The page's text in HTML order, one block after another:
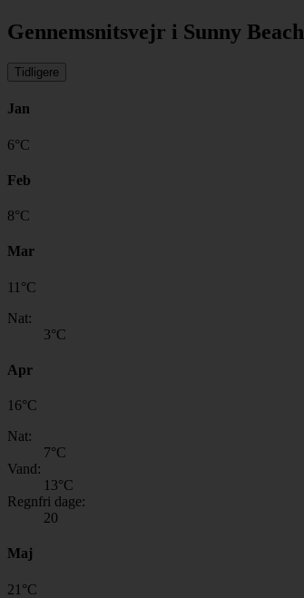
Gennemsnitsvejr i Sunny Beach
Tidligere
Jan
6°C
Feb
8°C
Mar
11 °C
Nat:
3°C
Apr
16°C
Nat:
7°C
Vand:
13°C
Regnfri dage:
20
Maj
21 °C